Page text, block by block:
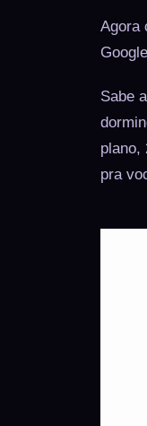
Agora
Sabe
plano,
pra